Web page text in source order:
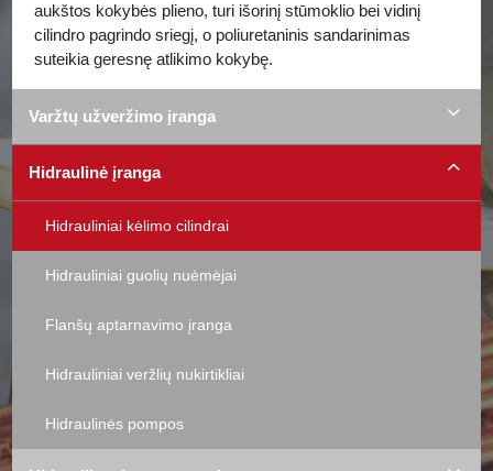
Varžtų užveržimo įranga
Hidraulinė įranga
Hidrauliniai kėlimo cilindrai
Hidrauliniai guolių nuėmėjai
Flanšų aptarnavimo įranga
Hidrauliniai veržlių nukirtikliai
Hidraulinės pompos
aukštos kokybės plieno, turi išorinį stūmoklio bei vidinį
cilindro pagrindo sriegį, o poliuretaninis sandarinimas
suteikia geresnę atlikimo kokybę.